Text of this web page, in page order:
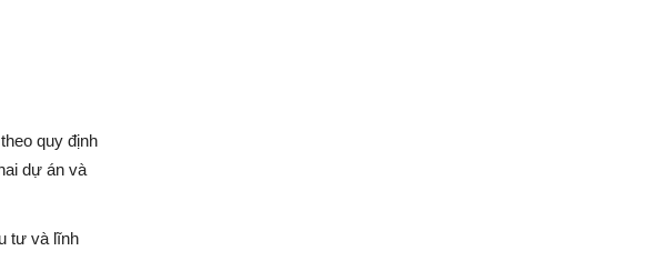
quy định
dự án và
tư và lĩnh